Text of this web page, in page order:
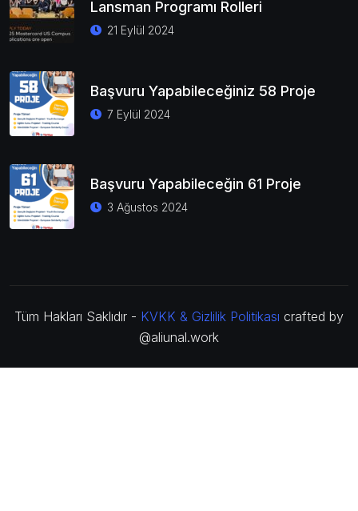
Lansman Programı Rolleri
21 Eylül 2024
Başvuru Yapabileceğiniz 58 Proje
7 Eylül 2024
Başvuru Yapabileceğin 61 Proje
3 Ağustos 2024
Tüm Hakları Saklıdır - KVKK & Gizlilik Politikası crafted by
@aliunal.work